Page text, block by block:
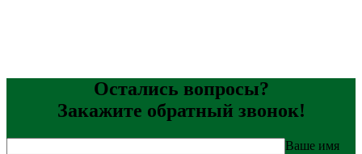
Остались вопросы?
Закажите обратный звонок!
Ваше имя